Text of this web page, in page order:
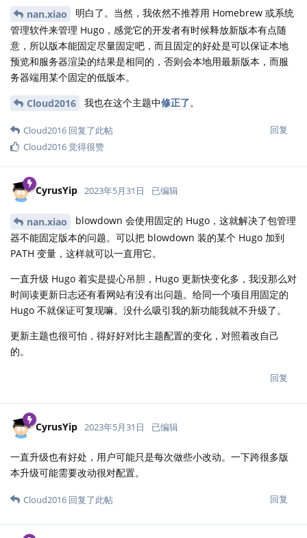
nan.xiao
明白了。当然，我依然不推荐用 Homebrew 或系统
管理软件来管理 Hugo，感觉它的开发者有时候释放新版本有点随
意，所以版本能固定尽量固定吧，而且固定的好处是可以保证本地
预览和服务器渲染的结果是相同的，否则会本地用最新版本，而服
务器端用某个固定的低版本。
Cloud2016 我也在这个主题中修正了。
回复
Cloud2016 回复了此帖
Cloud2016觉得很赞
CyrusYip 2023年5月31日 已编辑
nan.xiao
blowdown 会使用固定的 Hugo，这就解决了包管理
器不能固定版本的问题。可以把 blowdown 装的某个 Hugo 加到
PATH 变量，这样就可以一直用它。
一直升级 Hugo 着实是提心吊胆，Hugo 更新快变化多，我没那么对
时间读更新日志还有看网站有没有出问题。给同一个项目用固定的
Hugo 不就保证可复现嘛。没什么吸引我的新功能我就不升级了。
更新主题也很可怕，得好好对比主题配置的变化，对照着改自己
的。
回复
CyrusYip 2023年5月31日 已编辑
一直升级也有好处，用户可能只是每次做些小改动。一下跨很多版
本升级可能需要改动很对配置。
回复
Cloud2016 回复了此帖